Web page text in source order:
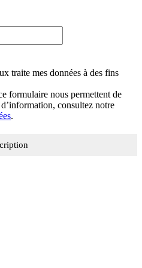
traite mes données à des fins
formulaire nous permettent de
consultez notre
.